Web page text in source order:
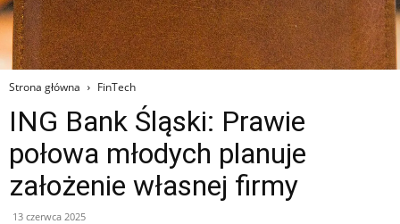
Strona główna FinTech
ING Bank Śląski: Prawie
połowa młodych planuje
założenie własnej firmy
13 czerwca 2025